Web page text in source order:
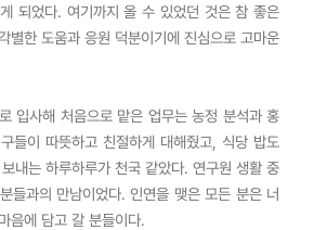
되었다. 여기까지 올 수 있었던 것은 참 좋은
별한 도움과 응원 덕분이기에 진심으로 고마운
입사해 처음으로 맡은 업무는 농정 분석과 홍
들이 따뜻하고 친절하게 대해줬고, 식당 밥도
내는 하루하루가 천국 같았다. 연구원 생활 중
들과의 만남이었다. 인연을 맺은 모든 분은 너
음에 담고 갈 분들이다.